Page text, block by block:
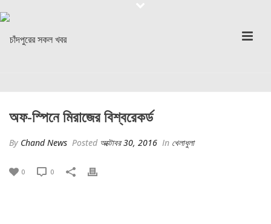
অফ-স্পিনে মিরাজের বিশ্বরেকর্ড
By Chand News Posted অক্টোবর 30, 2016 In খেলাধুলা
0 0